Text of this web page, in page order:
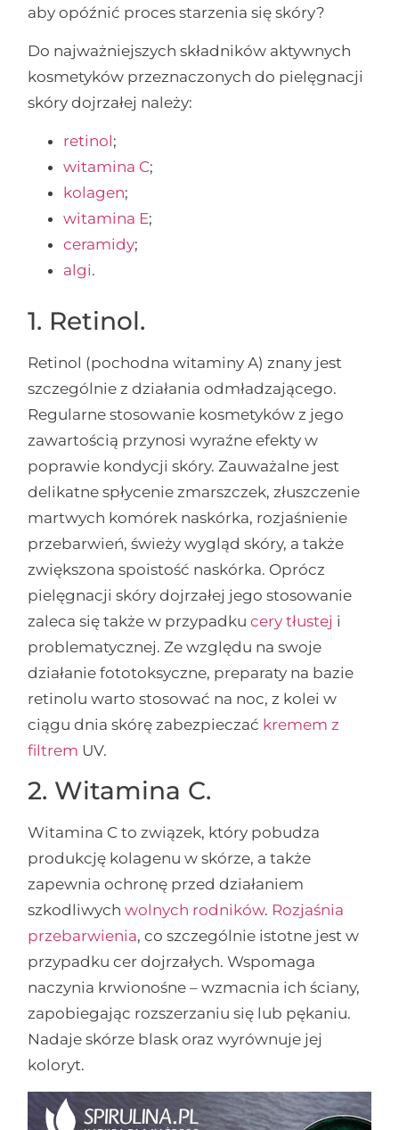
aby opóźnić proces starzenia się skóry?
Do najważniejszych składników aktywnych
kosmetyków przeznaczonych do pielęgnacji
skóry dojrzałej należy:
retinol;
witamina C;
kolagen;
witamina E;
ceramidy;
algi.
1. Retinol.
Retinol (pochodna witaminy A) znany jest
szczególnie z działania odmładzającego.
Regularne stosowanie kosmetyków z jego
zawartością przynosi wyraźne efekty w
poprawie kondycji skóry. Zauważalne jest
delikatne spłycenie zmarszczek, złuszczenie
martwych komórek naskórka, rozjaśnienie
przebarwień, świeży wygląd skóry, a także
zwiększona spoistość naskórka. Oprócz
pielęgnacji skóry dojrzałej jego stosowanie
zaleca się także w przypadkucery tłustej i
problematycznej. Ze względu na swoje
działanie fototoksyczne, preparaty na bazie
retinolu warto stosować na noc, z kolei w
ciągu dnia skórę zabezpieczać kremem z
filtrem UV.
2. Witamina C.
Witamina C to związek, który pobudza
produkcję kolagenu w skórze, a także
zapewnia ochronę przed działaniem
szkodliwychwolnych rodników. Rozjaśnia
przebarwienia, co szczególnie istotne jest w
przypadku cer dojrzałych. Wspomaga
naczynia krwionośne – wzmacnia ich ściany,
zapobiegając rozszerzaniu się lub pękaniu.
Nadaje skórze blask oraz wyrównuje jej
koloryt.